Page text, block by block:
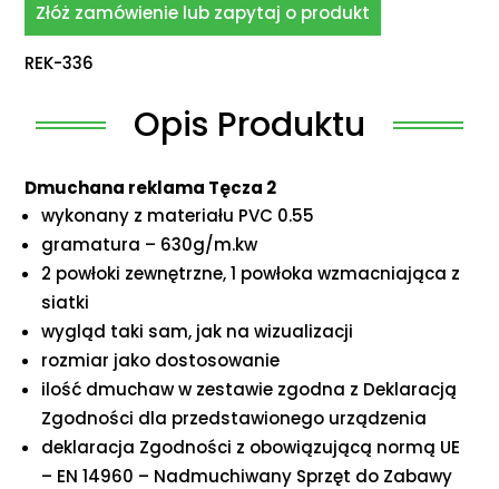
Złóż zamówienie lub zapytaj o produkt
REK-336
Opis Produktu
Dmuchana reklama Tęcza 2
wykonany z materiału PVC 0.55
gramatura – 630g/m.kw
2 powłoki zewnętrzne, 1 powłoka wzmacniająca z
siatki
wygląd taki sam, jak na wizualizacji
rozmiar jako dostosowanie
ilość dmuchaw w zestawie zgodna z Deklaracją
Zgodności dla przedstawionego urządzenia
deklaracja Zgodności z obowiązującą normą UE
– EN 14960 – Nadmuchiwany Sprzęt do Zabawy